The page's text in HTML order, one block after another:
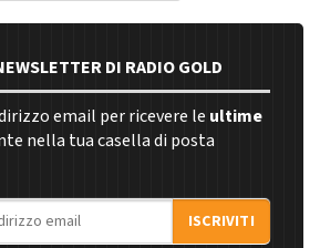
DI RADIO GOLD
email per ricevere le ultime
nella tua casella di posta
ISCRIVITI